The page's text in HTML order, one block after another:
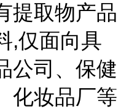
提取物产品
,仅面向具
公司、保健
化妆品厂等